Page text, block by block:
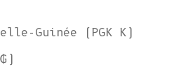
Guinée (PGK K)